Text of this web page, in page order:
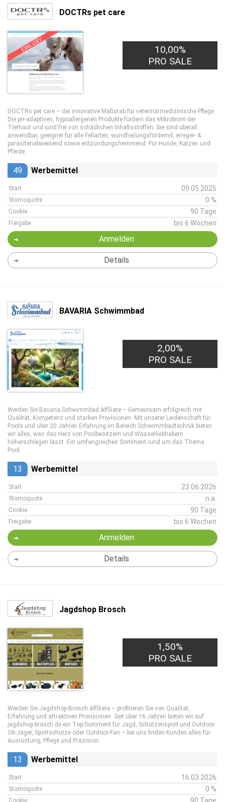
DOCTRs pet care
EXKLUSIV
10,00%
PRO SALE
DOCTRs pet care – der innovative Maßstab für veterinärmedizinische Pflege.
Die pH-adaptiven, hypoallergenen Produkte fördern das Mikrobiom der
Tierhaut und sind frei von schädlichen Inhaltsstoffen. Sie sind überall
anwendbar, geeignet für alle Fellarten, wundheilungsfördernd, erreger- &
parasitenabweisend sowie entzündungshemmend. Für Hunde, Katzen und
Pferde.
49 Werbemittel
Start 09.05.2025
Stornoquote 0 %
Cookie 90 Tage
Freigabe bis 6 Wochen
Anmelden
Details
BAVARIA Schwimmbad
2,00%
PRO SALE
Werden Sie Bavaria-Schwimmbad Affiliate – Gemeinsam erfolgreich mit
Qualität, Kompetenz und starken Provisionen. Mit unserer Leidenschaft für
Pools und über 20 Jahren Erfahrung im Bereich Schwimmbadtechnik bieten
wir alles, was das Herz von Poolbesitzern und Wasserliebhabern
höherschlagen lässt. Ein umfangreiches Sortiment rund um das Thema
Pool.
13 Werbemittel
Start 23.06.2026
Stornoquote n.a.
Cookie 90 Tage
Freigabe bis 6 Wochen
Anmelden
Details
Jagdshop Brosch
1,50%
PRO SALE
Werden Sie Jagdshop-Brosch Affiliate – profitieren Sie von Qualität,
Erfahrung und attraktiven Provisionen. Seit über 16 Jahren bieten wir auf
jagdshop-brosch.de ein Top-Sortiment für Jagd, Schützensport und Outdoor.
Ob Jäger, Sportschütze oder Outdoor-Fan – bei uns finden Kunden alles für
Ausrüstung, Pflege und Präzision.
13 Werbemittel
Start 16.03.2026
Stornoquote 0 %
Cookie